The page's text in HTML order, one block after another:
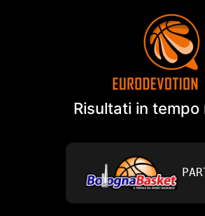
Risultati in tempo